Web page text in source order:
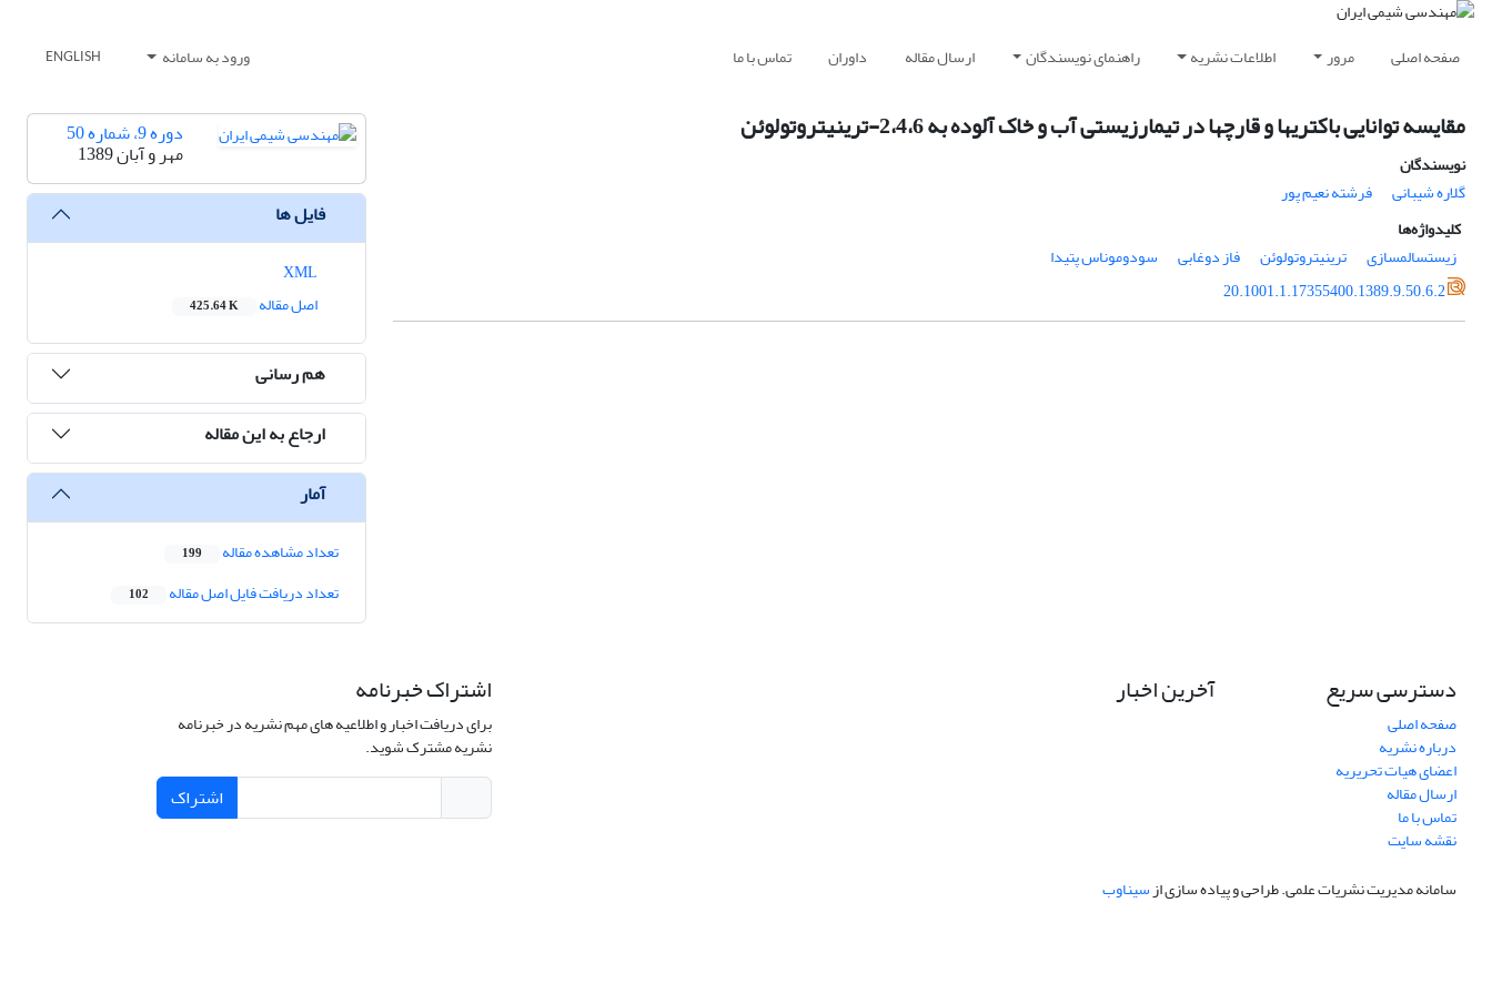
صفحه اصلی مرور اطلاعات نشریه راهنمای نویسندگان ارسال مقاله داوران تماس با ما ورود به سامانه ENGLISH
مقایسه توانایی باکتری‎ها و قارچ‎ها در تیمارزیستی آب و خاک آلوده به 2،4،6-تری‎نیتروتولوئن
نویسندگان
گلاره شیبانی
فرشته نعیم پور
کلیدواژه‌ها
زیست‎سالم‎سازی
تری‎نیتروتولوئن فاز دوغابی
سودوموناس پتیدا
20.1001.1.17355400.1389.9.50.6.2
دوره 9، شماره 50
مهر و آبان 1389
فایل ها
اصل مقاله
425.64 K
هم رسانی
ارجاع به این مقاله
آمار
تعداد مشاهده مقاله 199
تعداد دریافت فایل اصل مقاله 102
دسترسی سریع
صفحه اصلی
درباره نشریه
اعضای هیات تحریریه
ارسال مقاله
تماس با ما
نقشه سایت
آخرین اخبار اشتراک خبرنامه
برای دریافت اخبار و اطلاعیه های مهم نشریه در خبرنامه
نشریه مشترک شوید.
اشتراک
سامانه مدیریت نشریات علمی.طراحی و پیاده سازی ازسیناوب